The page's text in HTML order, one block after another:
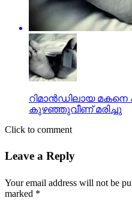
റിമാൻഡിലായ മകനെ
കുഴഞ്ഞുവീണ് മരിച്ചു
Click to comment
Leave a Reply
Your email address will not be
marked *